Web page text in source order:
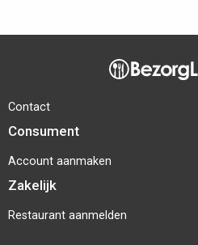
Contact
Consument
Account aanmaken
Zakelijk
Restaurant aanmelden